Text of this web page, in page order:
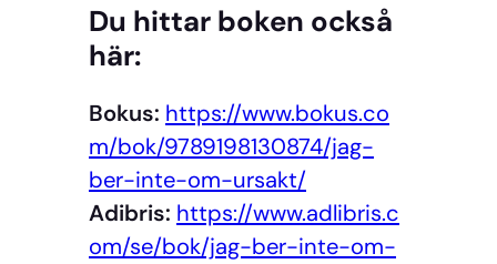
Du hittar boken också
här:
Bokus: https://www.bokus.co
m/bok/9789198130874/jag-
ber-inte-om-ursakt/
Adibris: https://www.adlibris.c
om/se/bok/jag-ber-inte-om-